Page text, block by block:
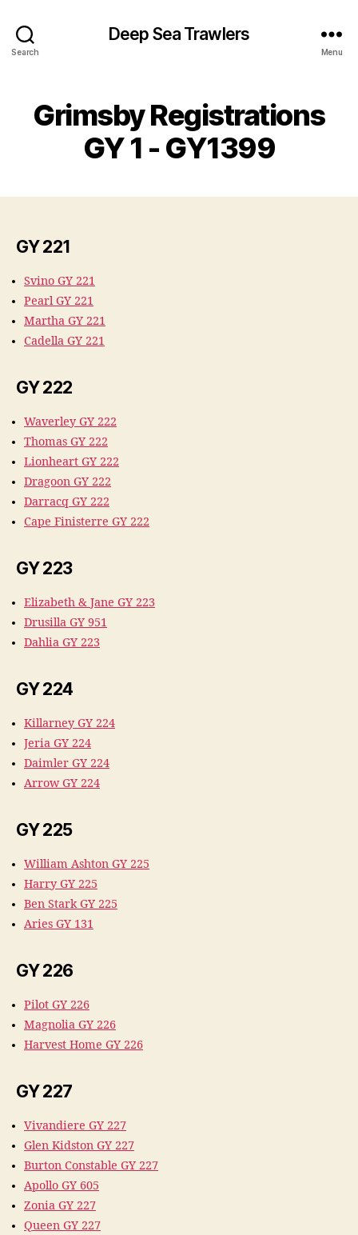
Search
Deep Sea Trawlers
Menu
Grimsby Registrations
GY 1 - GY1399
GY 221
Svino GY 221
Pearl GY 221
Martha GY 221
Cadella GY 221
GY 222
Waverley GY 222
Thomas GY 222
Lionheart GY 222
Dragoon GY 222
Darracq GY 222
Cape Finisterre GY 222
GY 223
Elizabeth & Jane GY 223
Drusilla GY 951
Dahlia GY 223
GY 224
Killarney GY 224
Jeria GY 224
Daimler GY 224
Arrow GY 224
GY 225
William Ashton GY 225
Harry GY 225
Ben Stark GY 225
Aries GY 131
GY 226
Pilot GY 226
Magnolia GY 226
Harvest Home GY 226
GY 227
Vivandiere GY 227
Glen Kidston GY 227
Burton Constable GY 227
Apollo GY 605
Zonia GY 227
Queen GY 227